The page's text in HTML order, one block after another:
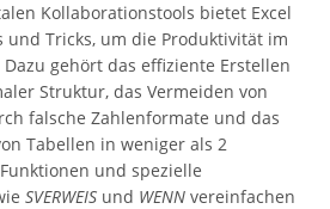
Kollaborationstools bietet Excel
und Tricks, um die Produktivität im
gehört das effiziente Erstellen
Struktur, das Vermeiden von
falsche Zahlenformate und das
Tabellen in weniger als 2
und spezielle
SVERWEIS und WENN vereinfachen